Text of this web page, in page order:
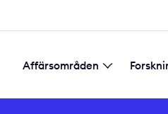
Affärsområden